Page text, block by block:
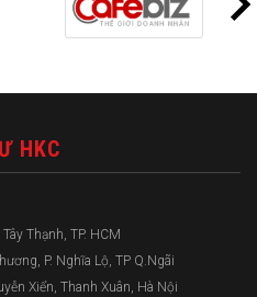
HKC
Thạnh, TP. HCM
P. Nghĩa Lộ, TP Q.Ngãi
Xiển, Thanh Xuân, Hà Nội